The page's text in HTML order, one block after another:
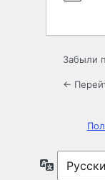
Забыли
←
Язык